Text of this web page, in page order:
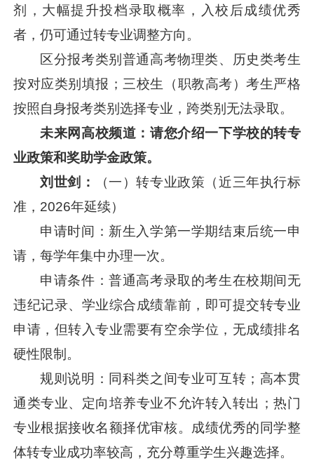
剂，大幅提升投档录取概率，入校后成绩优秀
者，仍可通过转专业调整方向。
区分报考类别普通高考物理类、历史类考生
按对应类别填报；三校生（职教高考）考生严格
按照自身报考类别选择专业，跨类别无法录取。
未来网高校频道：请您介绍一下学校的转专
业政策和奖助学金政策。
刘世剑：
（一）转专业政策（近三年执行标
准，2026年延续）
申请时间：新生入学第一学期结束后统一申
请，每学年集中办理一次。
申请条件：普通高考录取的考生在校期间无
违纪记录、学业综合成绩靠前，即可提交转专业
申请，但转入专业需要有空余学位，无成绩排名
硬性限制。
规则说明：同科类之间专业可互转；高本贯
通类专业、定向培养专业不允许转入转出；热门
专业根据接收名额择优审核。成绩优秀的同学整
体转专业成功率较高，充分尊重学生兴趣选择。